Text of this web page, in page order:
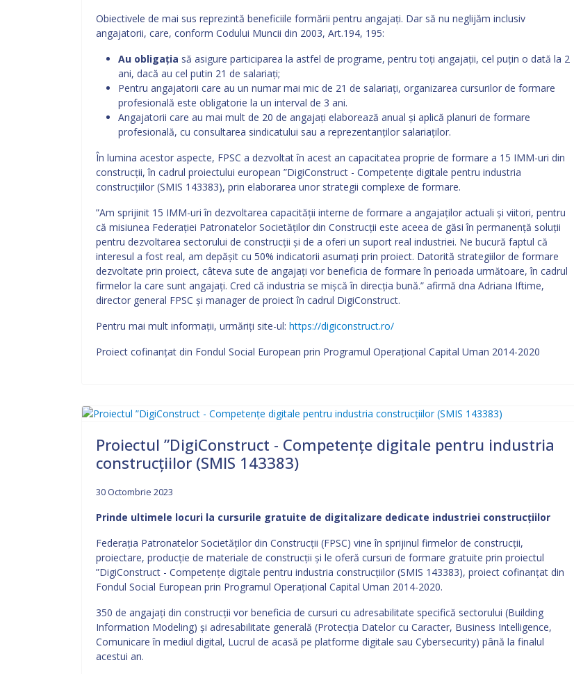
Obiectivele de mai sus reprezintă beneficiile formării pentru angajați. Dar să nu neglijăm inclusiv
angajatorii, care, conform Codului Muncii din 2003, Art.194, 195:
Au obligația să asigure participarea la astfel de programe, pentru toți angajații, cel puțin o dată la 2
ani, dacă au cel putin 21 de salariați;
Pentru angajatorii care au un numar mai mic de 21 de salariați, organizarea cursurilor de formare
profesională este obligatorie la un interval de 3 ani.
Angajatorii care au mai mult de 20 de angajați elaborează anual și aplică planuri de formare
profesională, cu consultarea sindicatului sau a reprezentanților salariaților.
În lumina acestor aspecte, FPSC a dezvoltat în acest an capacitatea proprie de formare a 15 IMM-uri din
construcții, în cadrul proiectului european ”DigiConstruct - Competențe digitale pentru industria
construcțiilor (SMIS 143383), prin elaborarea unor strategii complexe de formare.
”Am sprijinit 15 IMM-uri în dezvoltarea capacității interne de formare a angajaților actuali și viitori, pentru
că misiunea Federației Patronatelor Societăților din Construcții este aceea de găsi în permanență soluții
pentru dezvoltarea sectorului de construcții și de a oferi un suport real industriei. Ne bucură faptul că
interesul a fost real, am depășit cu 50% indicatorii asumați prin proiect. Datorită strategiilor de formare
dezvoltate prin proiect, câteva sute de angajați vor beneficia de formare în perioada următoare, în cadrul
firmelor la care sunt angajați. Cred că industria se mișcă în direcția bună.” afirmă dna Adriana Iftime,
director general FPSC și manager de proiect în cadrul DigiConstruct.
Pentru mai mult informații, urmăriți site-ul: https://digiconstruct.ro/
Proiect cofinanţat din Fondul Social European prin Programul Operaţional Capital Uman 2014-2020
Proiectul ”DigiConstruct - Competențe digitale pentru industria
construcțiilor (SMIS 143383)
30 Octombrie 2023
Prinde ultimele locuri la cursurile gratuite de digitalizare dedicate industriei construcțiilor
Federația Patronatelor Societăților din Construcții (FPSC) vine în sprijinul firmelor de construcții,
proiectare, producție de materiale de construcții și le oferă cursuri de formare gratuite prin proiectul
”DigiConstruct - Competențe digitale pentru industria construcțiilor (SMIS 143383), proiect cofinanţat din
Fondul Social European prin Programul Operaţional Capital Uman 2014-2020.
350 de angajați din construcții vor beneficia de cursuri cu adresabilitate specifică sectorului (Building
Information Modeling) și adresabilitate generală (Protecția Datelor cu Caracter, Business Intelligence,
Comunicare în mediul digital, Lucrul de acasă pe platforme digitale sau Cybersecurity) până la finalul
acestui an.